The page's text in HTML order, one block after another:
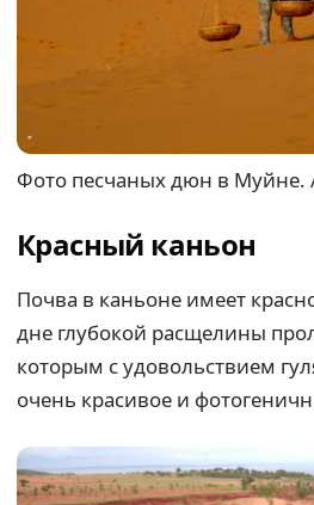
Фото песчаных дюн в Муйне.
Красный каньон
Почва в каньоне имеет
дне глубокой расщелины
которым с удовольствием
очень красивое и